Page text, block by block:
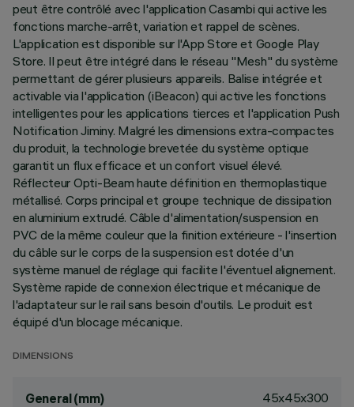
peut être contrôlé avec l'application Casambi qui active les
fonctions marche-arrêt, variation et rappel de scènes.
L'application est disponible sur l'App Store et Google Play
Store. Il peut être intégré dans le réseau "Mesh" du système
permettant de gérer plusieurs appareils. Balise intégrée et
activable via l'application (iBeacon) qui active les fonctions
intelligentes pour les applications tierces et l'application Push
Notification Jiminy. Malgré les dimensions extra-compactes
du produit, la technologie brevetée du système optique
garantit un flux efficace et un confort visuel élevé.
Réflecteur Opti-Beam haute définition en thermoplastique
métallisé. Corps principal et groupe technique de dissipation
en aluminium extrudé. Câble d'alimentation/suspension en
PVC de la même couleur que la finition extérieure - l'insertion
du câble sur le corps de la suspension est dotée d'un
système manuel de réglage qui facilite l'éventuel alignement.
Système rapide de connexion électrique et mécanique de
l'adaptateur sur le rail sans besoin d'outils. Le produit est
équipé d'un blocage mécanique.
DIMENSIONS
General (mm) 45x45x300